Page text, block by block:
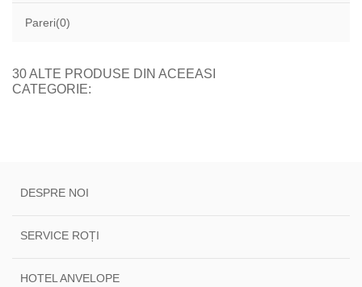
Pareri(0)
30 ALTE PRODUSE DIN ACEEASI
CATEGORIE:
DESPRE NOI
SERVICE ROȚI
HOTEL ANVELOPE